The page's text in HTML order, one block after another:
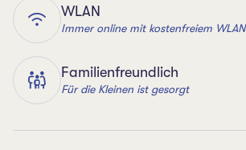
WLAN
Immer online mit kostenfreiem WLAN
Familienfreundlich
Für die Kleinen ist gesorgt